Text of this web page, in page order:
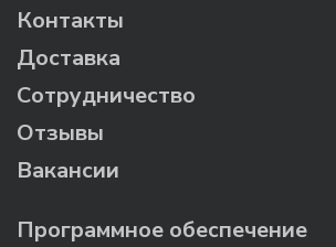
Контакты
Доставка
Сотрудничество
Отзывы
Вакансии
Программное обеспечение